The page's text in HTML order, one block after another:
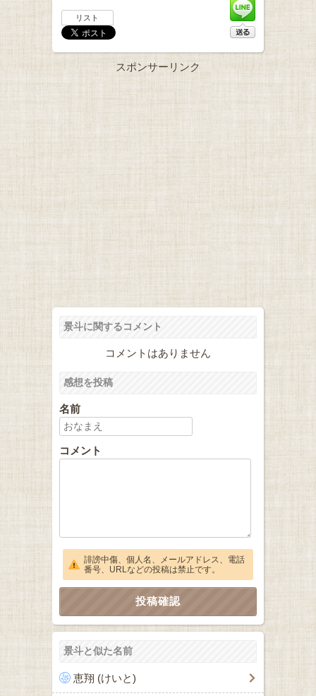
リスト
スポンサーリンク
景斗に関するコメント
コメントはありません
感想を投稿
名前
コメント
誹謗中傷、個人名、メールアドレス、電話
番号、URLなどの投稿は禁止です。
景斗と似た名前
恵翔 (けいと)